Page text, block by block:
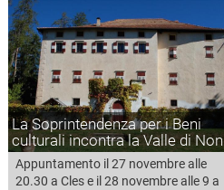
La Soprintendenza per i Beni
culturali incontra la Valle di Non
Appuntamento il 27 novembre alle
20.30 a Cles e il 28 novembre alle 9 a